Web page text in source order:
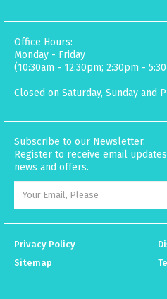
Office Hours:
Monday - Friday
(10:30am - 12:30pm; 2:30pm -
Closed on Saturday, Sunday and
Subscribe to our Newsletter.
Register to receive email
news and offers.
Privacy Policy
Sitemap